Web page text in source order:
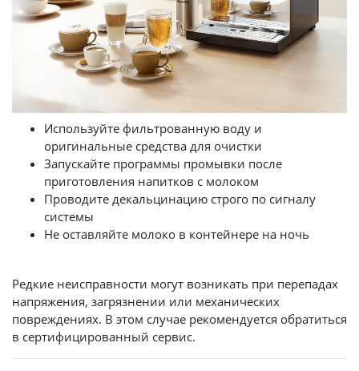
Используйте фильтрованную воду и
оригинальные средства для очистки
Запускайте программы промывки после
приготовления напитков с молоком
Проводите декальцинацию строго по сигналу
системы
Не оставляйте молоко в контейнере на ночь
Редкие неисправности могут возникать при перепадах
напряжения, загрязнении или механических
повреждениях. В этом случае рекомендуется обратиться
в сертифицированный сервис.